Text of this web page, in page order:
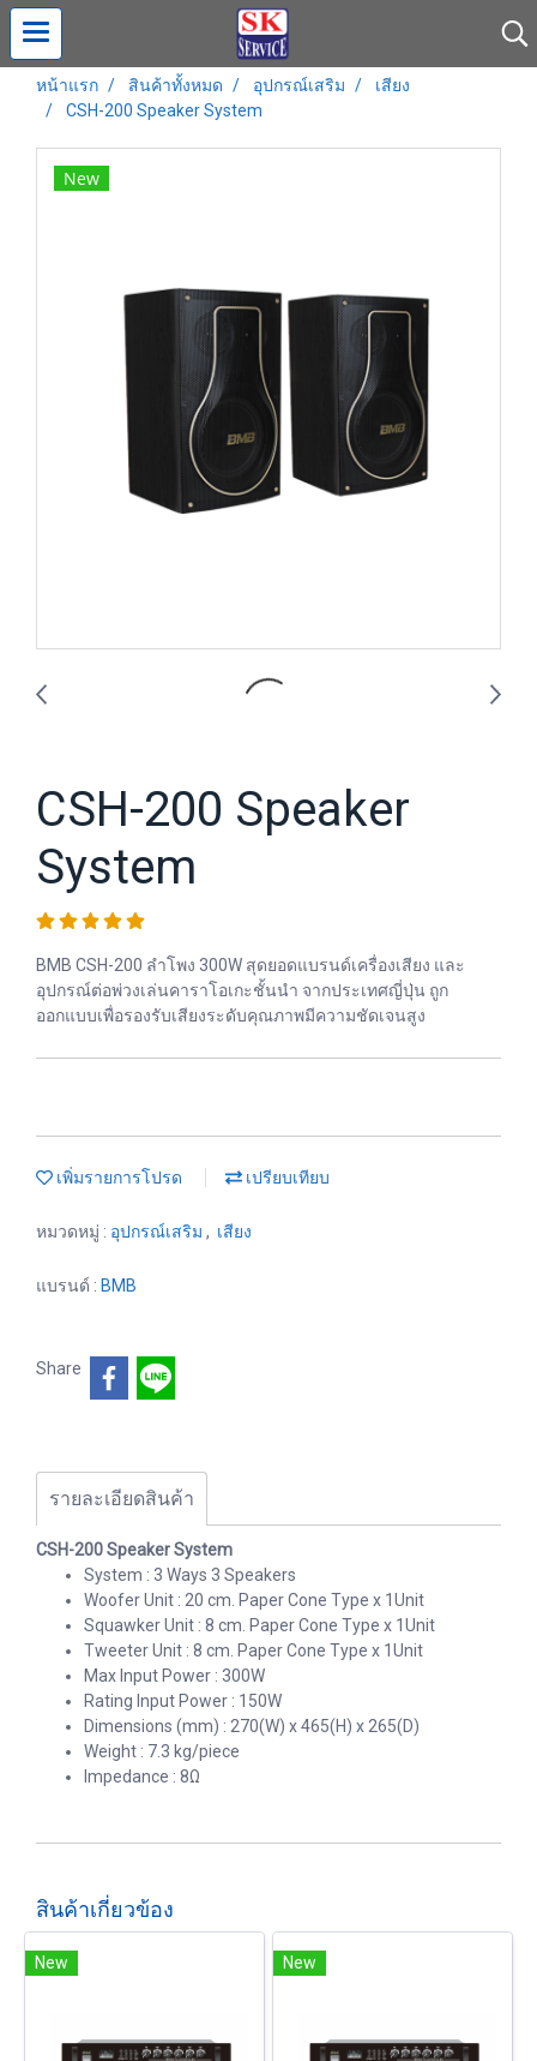
หน้าแรก สินค้าทั้งหมด อุปกรณ์เสริม
เสียง
CSH-200 Speaker System
New
CSH-200 Speaker
System
BMB CSH-200 ลำโพง 300W สุดยอดแบรนด์เครื่องเสียง และ
อุปกรณ์ต่อพ่วงเล่นคาราโอเกะชั้นนํา จากประเทศญี่ปุ่น ถูก
ออกแบบเพื่อรองรับเสียงระดับคุณภาพมีความชัดเจนสูง
เพิ่มรายการโปรด เปรียบเทียบ
หมวดหมู่ : อุปกรณ์เสริม , เสียง
แบรนด์ : BMB
Share
รายละเอียดสินค้า
CSH-200 Speaker System
System : 3 Ways 3 Speakers
Woofer Unit : 20 cm. Paper Cone Type x 1Unit
Squawker Unit : 8 cm. Paper Cone Type x 1Unit
Tweeter Unit : 8 cm. Paper Cone Type x 1Unit
Max Input Power : 300W
Rating Input Power : 150W
Dimensions (mm) : 270(W) x 465(H) x 265(D)
Weight : 7.3 kg/piece
Impedance : 8Ω
สินค้าเกี่ยวข้อง
New New